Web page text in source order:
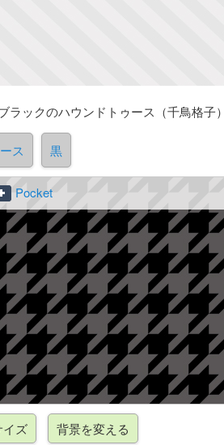
ラックのハウンドトゥース（千鳥格子
ス 黒
Pocket